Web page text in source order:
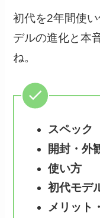
初代を2年間使
デルの進化と本
ね。
スペック
開封・外
使い方
初代モデ
メリット